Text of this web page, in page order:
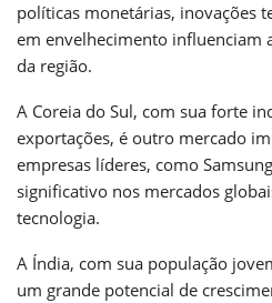
políticas monetárias, inovações
em envelhecimento influenciam
da região.
A Coreia do Sul, com sua forte
exportações, é outro mercado
empresas líderes, como
significativo nos mercados
tecnologia.
A Índia, com sua população
um grande potencial de